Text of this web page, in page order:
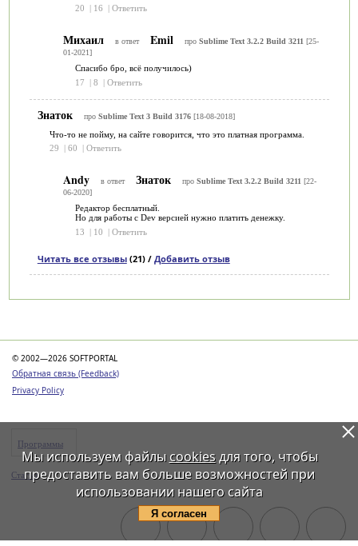
20
16 Ответить
Михаил в ответ Emil про Sublime Text 3.2.2 Build 3211[25-
01-2021]
Спасибо бро, всё получилось)
17
| 8 | Ответить
Знаток про Sublime Text 3 Build 3176[18-08-2018]
Что-то не пойму, на сайте говорится, что это платная программа.
29
60 Ответить
Andy в ответ Знаток про Sublime Text 3.2.2 Build 3211[22-
06-2020]
Редактор бесплатный.
Но для работы с Dev версией нужно платить денежку.
13
| 10 | Ответить
Читать все отзывы(21) / Добавить отзыв
© 2002—2026 SOFTPORTAL
Обратная связь (Feedback)
Privacy Policy
Программы
Статьи
Мы используем файлы cookiesдля того, чтобы
предоставить вам больше возможностей при
использовании нашего сайта